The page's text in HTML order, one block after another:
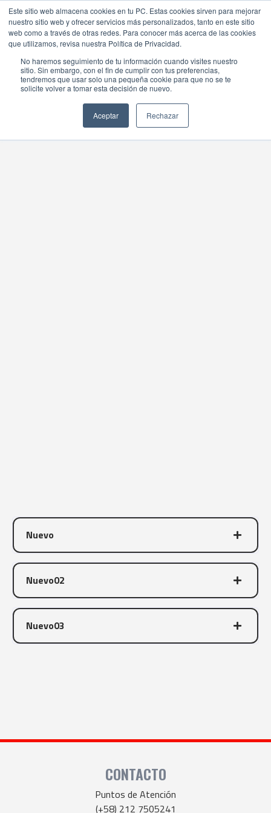
Este sitio web almacena cookies en tu PC. Estas cookies sirven para mejorar
nuestro sitio web y ofrecer servicios más personalizados, tanto en este sitio
web como a través de otras redes. Para conocer más acerca de las cookies
que utilizamos, revisa nuestra Política de Privacidad.
No haremos seguimiento de tu información cuando visites nuestro
sitio. Sin embargo, con el fin de cumplir con tus preferencias,
tendremos que usar solo una pequeña cookie para que no se te
solicite volver a tomar esta decisión de nuevo.
Aceptar Rechazar
NUEVO
NUEVO
Nuevo
Nuevo02
Nuevo03
CONTACTO
Puntos de Atención
(+58) 212 7505241